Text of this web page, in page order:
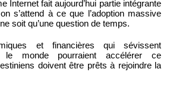
Internet fait aujourd’hui partie intégrante
s’attend à ce que l’adoption massive
soit qu’une question de temps.
et financières qui sévissent
le monde pourraient accélérer ce
doivent être prêts à rejoindre la